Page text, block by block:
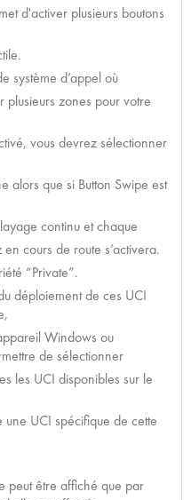
d'activer plusieurs boutons
système d’appel où
plusieurs zones pour votre
vous devrez sélectionner
alors que si Button Swipe est
continu et chaque
cours de route s’activera.
“Private”.
déploiement de ces UCI
Windows ou
de sélectionner
les UCI disponibles sur le
une UCI spécifique de cette
peut être affiché que par